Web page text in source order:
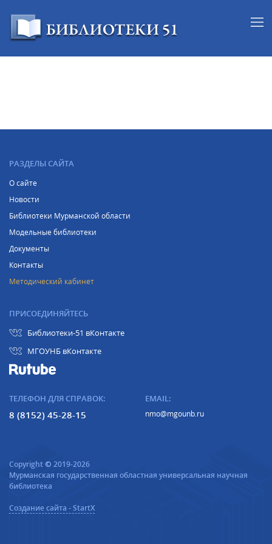
РАЗДЕЛЫ САЙТА
О сайте
Новости
Библиотеки Мурманской области
Модельные библиотеки
Документы
Контакты
Методический кабинет
ПРИСОЕДИНЯЙТЕСЬ
Библиотеки-51 вКонтакте
МГОУНБ вКонтакте
Copyright © 2019-2026
Мурманская государственная областная универсальная научная
библиотека
Создание сайта - StartX
ТЕЛЕФОН ДЛЯ СПРАВОК:
8 (8152) 45-28-15
EMAIL:
nmo@mgounb.ru